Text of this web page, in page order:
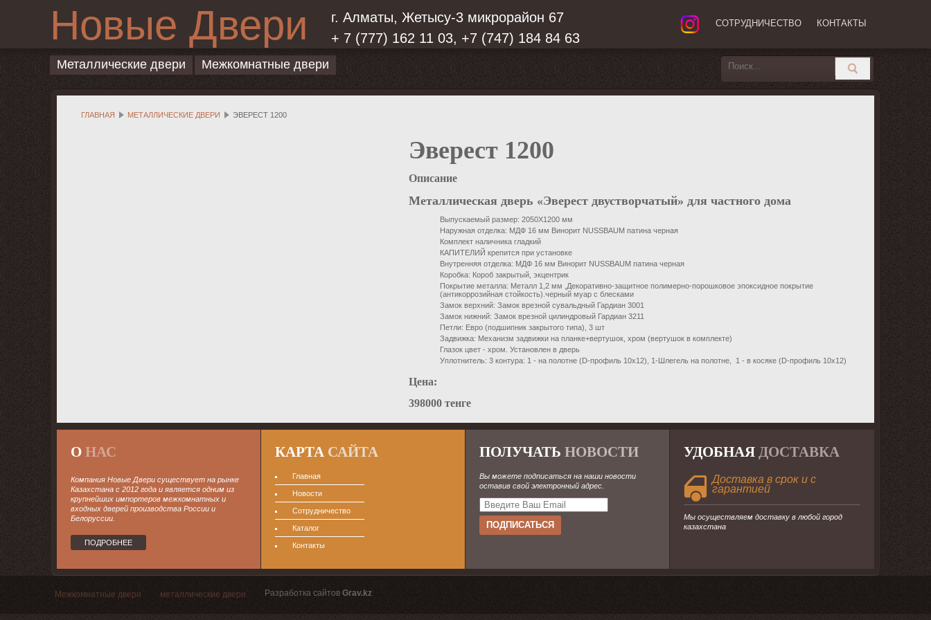
Новые Двери
г. Алматы, Жетысу-3 микрорайон 67
+ 7 (777) 162 11 03, +7 (747) 184 84 63
СОТРУДНИЧЕСТВО КОНТАКТЫ
Металлические двери Межкомнатные двери
ГЛАВНАЯ МЕТАЛЛИЧЕСКИЕ ДВЕРИ ЭВЕРЕСТ 1200
Эверест 1200
Описание
Металлическая дверь «Эверест двустворчатый» для частного дома
Выпускаемый размер: 2050Х1200 мм
Наружная отделка: МДФ 16 мм Винорит NUSSBAUM патина черная
Комплект наличника гладкий
КАПИТЕЛИЙ крепится при установке
Внутренняя отделка: МДФ 16 мм Винорит NUSSBAUM патина черная
Коробка: Короб закрытый, экцентрик
Покрытие металла: Металл 1,2 мм ,Декоративно-защитное полимерно-порошковое эпоксидное покрытие
(антикоррозийная стойкость).черный муар с блесками
Замок верхний: Замок врезной сувальдный Гардиан 3001
Замок нижний: Замок врезной цилиндровый Гардиан 3211
Петли: Евро (подшипник закрытого типа), 3 шт
Задвижка: Механизм задвижки на планке+вертушок, хром (вертушок в комплекте)
Глазок цвет - хром. Установлен в дверь
Уплотнитель: 3 контура: 1 - на полотне (D-профиль 10х12), 1-Шлегель на полотне, 1 - в косяке (D-профиль 10х12)
Цена:
398000 тенге
О НАС
Компания Новые Двери существует на рынке
Казахстана с 2012 года и является одним из
крупнейших импортеров межкомнатных и
входных дверей производства России и
Белоруссии.
ПОДРОБНЕЕ
КАРТА САЙТА
Главная
Новости
Сотрудничество
Каталог
Контакты
ПОЛУЧАТЬ НОВОСТИ
Вы можете подписаться на наши новости
оставив свой электронный адрес.
УДОБНАЯ ДОСТАВКА
Доставка в срок и с
гарантией
Мы осуществляем доставку в любой город
казахстана
Межкомнатные двери металлические двери Разработка сайтов Grav.kz